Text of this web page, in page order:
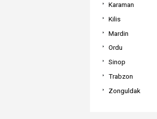
Karaman
Kilis
Mardin
Ordu
Sinop
Trabzon
Zonguldak